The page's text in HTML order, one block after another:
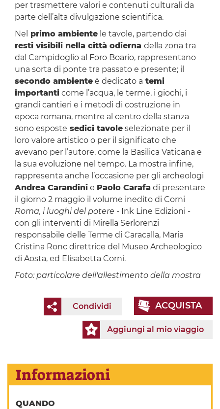
per trasmettere valori e contenuti culturali da
parte dell’alta divulgazione scientifica.
Nel primo ambientele tavole, partendo dai
resti visibili nella città odierna della zona tra
dal Campidoglio al Foro Boario, rappresentano
una sorta di ponte tra passato e presente; il
secondo ambienteè dedicato a temi
importanticome l’acqua, le terme, i giochi, i
grandi cantieri e i metodi di costruzione in
epoca romana, mentre al centro della stanza
sono esposte sedici tavoleselezionate per il
loro valore artistico o per il significato che
avevano per l’autore, come la Basilica Vaticana e
la sua evoluzione nel tempo. La mostra infine,
rappresenta anche l’occasione per gli archeologi
Andrea Carandinie Paolo Carafa di presentare
il giorno 2 maggio il volume inedito di Corni
Roma, i luoghi del potere - Ink Line Edizioni -
con gli interventi di Mirella Serlorenzi
responsabile delle Terme di Caracalla, Maria
Cristina Ronc direttrice del Museo Archeologico
di Aosta, ed Elisabetta Corni.
Foto: particolare dell'allestimento della mostra
ACQUISTA
Condividi
Aggiungi al mio viaggio
Informazioni
QUANDO